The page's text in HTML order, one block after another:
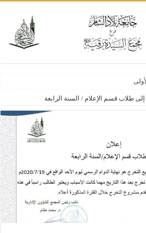
للعام
إلى طلاب قسم الإعلام / السنة الرابعة